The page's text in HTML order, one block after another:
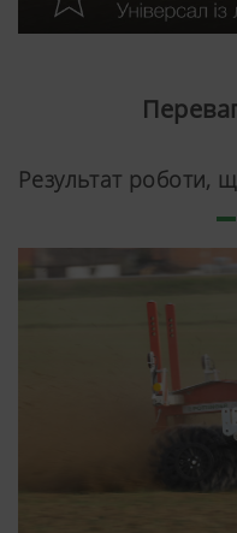
Результат роботи,